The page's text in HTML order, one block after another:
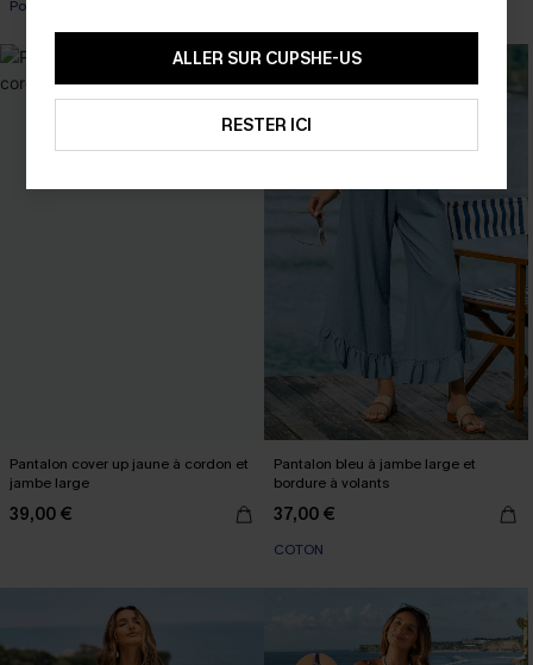
Poche
Pantalon cover up jaune à cordon et
jambe large
39,00 €
Pantalon bleu à jambe large et
bordure à volants
37,00 €
COTON
ALLER SUR CUPSHE-US
RESTER ICI